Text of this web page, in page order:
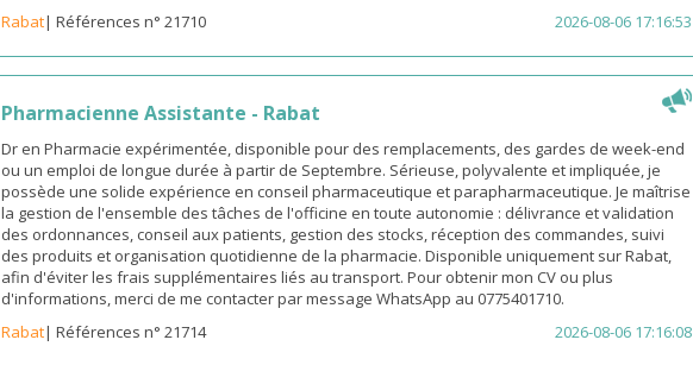
Rabat| Références n° 21710 2026-08-06 17:16:53
Pharmacienne Assistante - Rabat
Dr en Pharmacie expérimentée, disponible pour des remplacements, des gardes de week-end
ou un emploi de longue durée à partir de Septembre. Sérieuse, polyvalente et impliquée, je
possède une solide expérience en conseil pharmaceutique et parapharmaceutique. Je maîtrise
la gestion de l'ensemble des tâches de l'officine en toute autonomie : délivrance et validation
des ordonnances, conseil aux patients, gestion des stocks, réception des commandes, suivi
des produits et organisation quotidienne de la pharmacie. Disponible uniquement sur Rabat,
afin d'éviter les frais supplémentaires liés au transport. Pour obtenir mon CV ou plus
d'informations, merci de me contacter par message WhatsApp au 0775401710.
Rabat| Références n° 21714 2026-08-06 17:16:08